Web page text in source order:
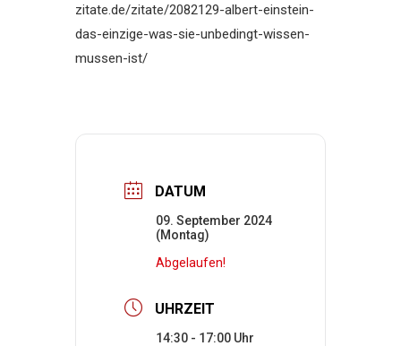
zitate.de/zitate/2082129-albert-einstein-
das-einzige-was-sie-unbedingt-wissen-
mussen-ist/
DATUM
09. September 2024
(Montag)
Abgelaufen!
UHRZEIT
14:30 - 17:00